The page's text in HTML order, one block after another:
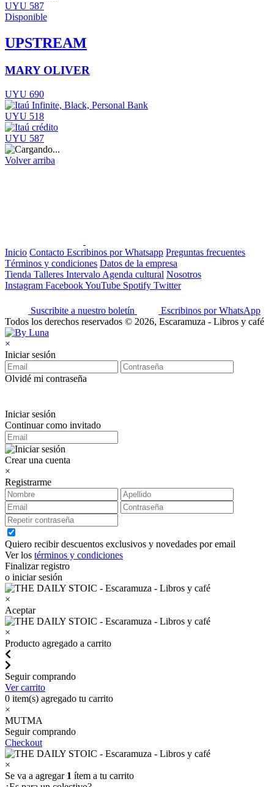
UYU 587
Disponible
UPSTREAM
MARY OLIVER
UYU 690
UYU 518
UYU 587
Volver arriba
Inicio Contacto Escribinos por Whatsapp Preguntas frecuentes
Términos y condiciones Datos de la empresa
Tienda Talleres Intervalo Agenda cultural Nosotros
Instagram FacebookYouTube Spotify Twitter
Suscribite a nuestro boletín
Escribinos por WhatsApp
Todos los derechos reservados © 2026, Escaramuza - Libros y café
×
Iniciar sesión
Olvidé mi contraseña
Iniciar sesión
Continuar como invitado
Crear una cuenta
×
Registrarme
Quiero recibir descuentos exclusivos y novedades por email
Ver los términos y condiciones
Finalizar registro
o iniciar sesión
×
Aceptar
×
Producto agregado a carrito
Seguir comprando
Ver carrito
0 item(s) agregado tu carrito
×
MUTMA
Seguir comprando
Checkout
×
Se va a agregar 1 ítem a tu carrito